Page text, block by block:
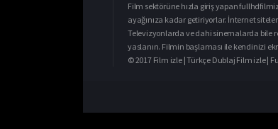
Film sektörüne hızla giriş yapan
ayağınıza kadar getiriyorlar. İnternet
Televizyonlarda ve dahi sinemalarda bile
yaslanın. Filmin başlaması ile kendinizi
© 2017 Film izle | Türkçe Dublaj Film izle |